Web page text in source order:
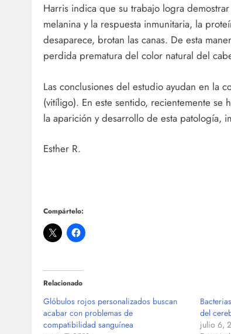
Harris indica que su trabajo logra
melanina y la respuesta inmunitaria, la
desaparece, brotan las canas. De esta
perdida prematura del color natural del
Las conclusiones del estudio ayudan en la
(vitíligo). En este sentido, recientemente se
la aparición y desarrollo de esta patología,
Esther R.
Compártelo:
Relacionado
Glóbulos rojos personalizados buscan
acabar con problemas de
compatibilidad sanguínea
del
julio 6,